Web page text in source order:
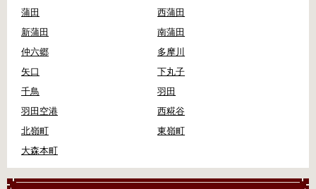
蒲田
西蒲田
新蒲田
南蒲田
仲六郷
多摩川
矢口
下丸子
千鳥
羽田
羽田空港
西糀谷
北嶺町
東嶺町
大森本町